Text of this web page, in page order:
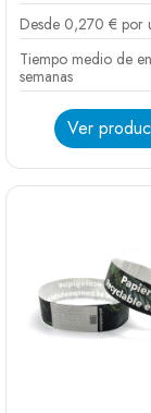
Desde 0,270 € por
Tiempo medio de
semanas
Ver
Atar
Bambú reutilizable
Bambú desechable